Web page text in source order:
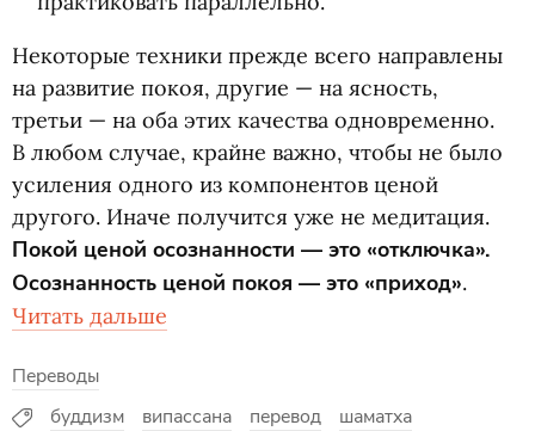
Некоторые техники прежде всего направлены
на развитие покоя, другие — на ясность,
третьи — на оба этих качества одновременно.
В любом случае, крайне важно, чтобы не было
усиления одного из компонентов ценой
другого. Иначе получится уже не медитация.
Покой ценой осознанности — это «отключка».
Осознанность ценой покоя — это «приход».
Читать дальше
Переводы
буддизм
випассана перевод
шаматха